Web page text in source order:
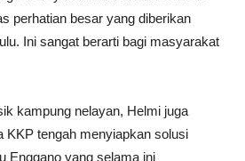
perhatian besar yang diberikan
Ini sangat berarti bagi masyarakat
kampung nelayan, Helmi juga
KKP tengah menyiapkan solusi
Enggano yang selama ini